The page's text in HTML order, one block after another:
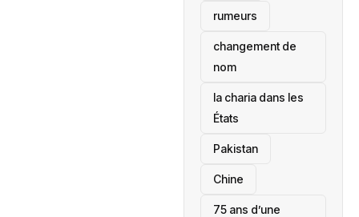
rumeurs
changement de
nom
la charia dans les
États
‎Pakistan
Chine
75 ans d’une